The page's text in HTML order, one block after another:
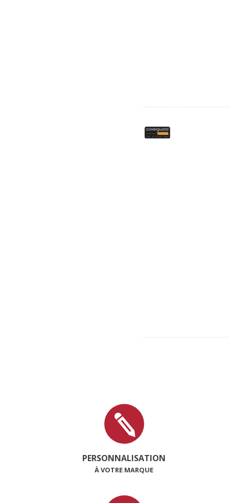
PERSONNALISATION
À VOTRE MARQUE